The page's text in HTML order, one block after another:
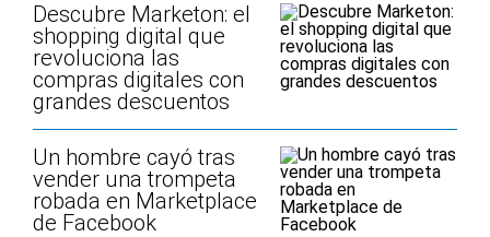
Descubre Marketon: el
shopping digital que
revoluciona las
compras digitales con
grandes descuentos
Un hombre cayó tras
vender una trompeta
robada en Marketplace
de Facebook